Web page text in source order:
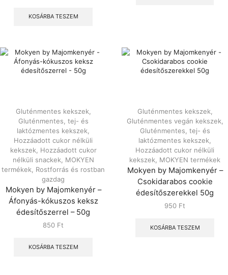
KOSÁRBA TESZEM
Gluténmentes kekszek
Gluténmentes, tej- és
laktózmentes kekszek
Hozzáadott cukor nélküli
kekszek
Hozzáadott cukor
nélküli snackek
MOKYEN
termékek
Rostforrás és rostban
gazdag
Mokyen by Majomkenyér –
Áfonyás-kókuszos keksz
édesítőszerrel – 50g
850 Ft
KOSÁRBA TESZEM
Gluténmentes kekszek
Gluténmentes vegán kekszek
Gluténmentes, tej- és
laktózmentes kekszek
Hozzáadott cukor nélküli
kekszek
MOKYEN termékek
Mokyen by Majomkenyér –
Csokidarabos cookie
édesítőszerekkel 50g
950 Ft
KOSÁRBA TESZEM